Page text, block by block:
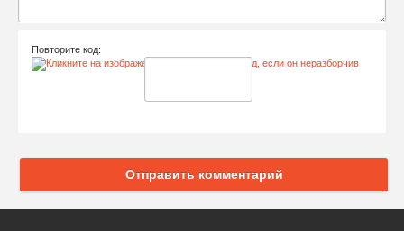
Повторите код:
Отправить комментарий